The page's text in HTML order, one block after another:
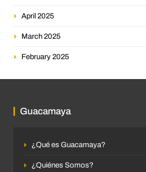
April 2025
March 2025
February 2025
Guacamaya
¿Qué es Guacamaya?
¿Quiénes Somos?